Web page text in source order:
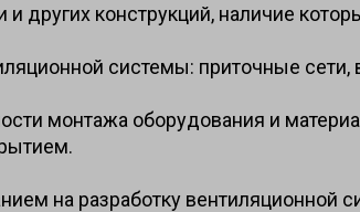
других конструкций, наличие
системы: приточные
монтажа оборудования и
на разработку